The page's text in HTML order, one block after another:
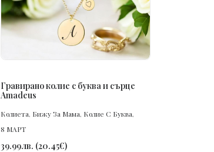
ПОРЪЧАЙ
Гравирано колие с буква и сърце
Amadeus
Колиета, Бижу За Мама, Колие С Буква,
8 МАРТ
39.99лв. (20.45€)